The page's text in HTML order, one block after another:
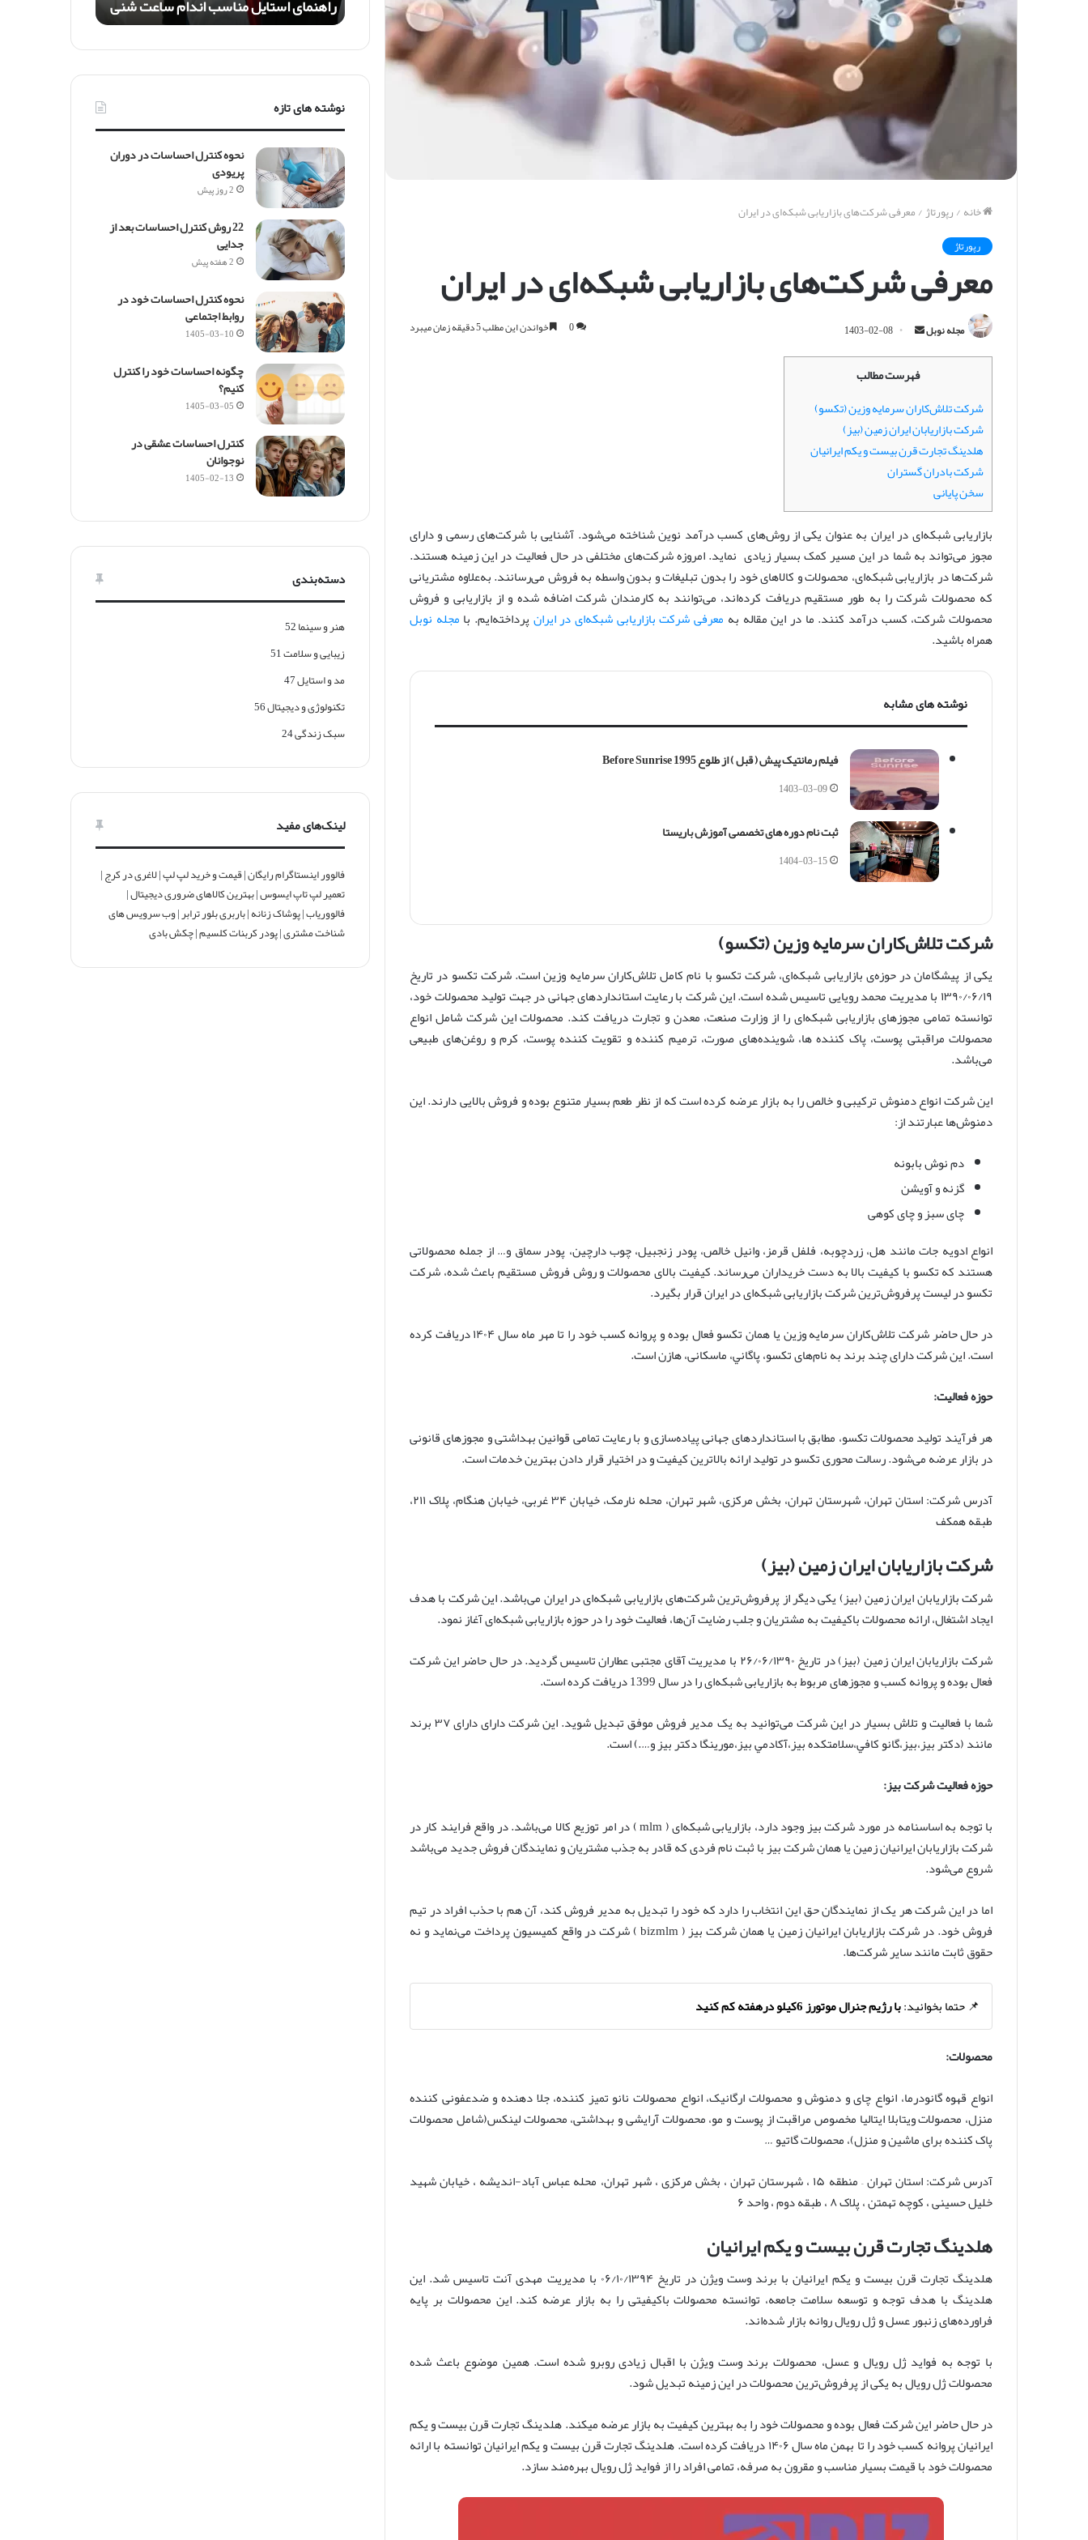
خانه/رپورتاژ/معرفی شرکت‌های بازاریابی شبکه‌ای در ایران
رپورتاژ
معرفی شرکت‌های بازاریابی شبکه‌ای در ایران
مجله نوبل
ا
ل
ی
م
1403-02-08
0 خواندن این مطلب 5 دقیقه زمان میبرد
فهرست مطالب
شرکت تلاش‌کاران سرمایه وزین (تکسو)
شرکت بازاریابان ایران زمین (بیز)
هلدینگ تجارت قرن بیست و یکم ایرانیان
شرکت بادران گستران
سخن پایانی
بازاریابی شبکه‌ای در ایران به عنوان یکی از روش‌های کسب درآمد نوین شناخته می‌شود. آشنایی با شرکت‌های رسمی و دارای
مجوز می‌تواند به شما در این مسیر کمک بسیار زیادی نماید. امروزه شرکت‌های مختلفی در حال فعالیت در این زمینه هستند.
شرکت‌ها در بازاریابی شبکه‌ای، محصولات و کالاهای خود را بدون تبلیغات و بدون واسطه به فروش می‌رسانند. به‌علاوه مشتریانی
که محصولات شرکت را به طور مستقیم دریافت کرده‌اند، می‌توانند به کارمندان شرکت اضافه شده و از بازاریابی و فروش
محصولات شرکت، کسب درآمد کنند. ما در این مقاله به معرفی شرکت بازاریابی شبکه‌ای در ایرانپرداخته‌ایم. با مجله نوبل
همراه باشید.
نوشته های مشابه
فیلم رمانتیک پیش ( قبل ) از طلوع Before Sunrise 1995
1403-03-09
ثبت نام دوره های تخصصی آموزش باریستا
1404-03-15
شرکت تلاش‌کاران سرمایه وزین (تکسو)
یکی از پیشگامان در حوزه‌ی بازاریابی شبکه‌ای، شرکت تکسو با نام کامل تلاش‌کاران سرمایه وزین است. شرکت تکسو در تاریخ
۱۳۹۰/۰۶/۱۹ با مدیریت محمد رویایی تاسیس شده است. این شرکت با رعایت استانداردهای جهانی در جهت تولید محصولات خود،
توانسته تمامی مجوزهای بازاریابی شبکه‌ای را از وزارت صنعت، معدن و تجارت دریافت کند. محصولات این شرکت شامل انواع
محصولات مراقبتی پوست، پاک کننده ها، شوینده‌های صورت، ترمیم کننده و تقویت کننده پوست، کرم و روغن‌های طبیعی
می‌باشد.
این شرکت انواع دمنوش ترکیبی و خالص را به بازار عرضه کرده است که از نظر طعم بسیار متنوع بوده و فروش بالایی دارند. این
دمنوش‌ها عبارتند از:
دم نوش بابونه
گزنه و آویشن
چای سبز و چای کوهی
انواع ادویه جات مانند هل، زردچوبه، فلفل قرمز، وانیل خالص، پودر زنجبیل، چوب دارچین، پودر سماق و… از جمله محصولاتی
هستند که تکسو با کیفیت بالا به دست خریداران می‌رساند. کیفیت بالای محصولات و روش فروش مستقیم باعث شده، شرکت
تکسو در لیست پرفروش‌ترین شرکت بازاریابی شبکه‌ای در ایران قرار بگیرد.
در حال حاضر شرکت تلاش‌کاران سرمایه وزین یا همان تکسو فعال بوده و پروانه کسب خود را تا مهر ماه سال ۱۴۰۴ دریافت کرده
است. این شرکت دارای چند برند به نام‌های تکسو، پاگاني، ماسکانی، هازن است.
حوزه فعالیت:
هر فرآیند تولید محصولات تکسو، مطابق با استانداردهای جهانی پیاده‌سازی و با رعایت تمامی قوانین بهداشتی و مجوزهای قانونی
در بازار عرضه می‌شود. رسالت محوری تکسو در تولید ارائه بالاترین کیفیت و در اختیار قرار دادن بهترین خدمات است.
آدرس شرکت: استان تهران، شهرستان تهران، بخش مرکزی، شهر تهران، محله نارمک، خیابان ۳۴ غربی، خیابان هنگام، پلاک ۲۱۱،
طبقه همکف
شرکت بازاریابان ایران زمین (بیز)
شرکت بازاریابان ایران زمین (بیز) یکی دیگر از پرفروش‌ترین شرکت‌های بازاریابی شبکه‌ای در ایران می‌باشد. این شرکت با هدف
ایجاد اشتغال، ارائه محصولات باکیفیت به مشتریان و جلب رضایت آن‌ها، فعالیت خود را در حوزه بازاریابی شبکه‌ای آغاز نمود.
شرکت بازاریابان ایران زمین (بیز) در تاریخ ۲۶/۰۶/۱۳۹۰ با مدیریت آقای مجتبی عطاران تاسیس گردید. در حال حاضر این شرکت
فعال بوده و پروانه کسب و مجوزهای مربوط به بازاریابی شبکه‌ای را در سال 1399 دریافت کرده است.
شما با فعالیت و تلاش بسیار در این شرکت می‌توانید به یک مدیر فروش موفق تبدیل شوید. این شرکت دارای دارای ۳۷ برند
مانند (دکتر بیز،بیز،گانو كافي،سلامتكده بيز،آكادمي بيز،مورينگا دكتر بيز و….) است.
حوزه فعالیت شرکت بیز:
با توجه به اساسنامه در مورد شرکت بیز وجود دارد، بازاریابی شبکه‌ای ( mlm ) در امر توزیع کالا می‌باشد. در واقع فرایند کار در
شرکت بازاریابان ایرانیان زمین یا همان شرکت بیز با ثبت نام فردی که قادر به جذب مشتریان و نمایندگان فروش جدید می‌باشد
شروع می‌شود.
اما در این شرکت هر یک از نمایندگان حق این انتخاب را دارد که خود را تبدیل به مدیر فروش کند، آن هم با حذب افراد در تیم
فروش خود. در شرکت بازاریابان ایرانیان زمین یا همان شرکت بیز ( bizmlm ) شرکت در واقع کمیسیون پرداخت می‌نماید و نه
حقوق ثابت مانند سایر شرکت‌ها.
📌 حتما بخوانید:با رژیم جنرال موتورز 6کیلو درهفته کم کنید
محصولات:
انواع قهوه گانودرما، انواع چای و دمنوش و محصولات ارگانیک، انواع محصولات نانو تمیز کننده، جلا دهنده و ضدعفونی کننده
منزل، محصولات ویتابلا ایتالیا مخصوص مراقبت از پوست و مو، محصولات آرایشی و بهداشتی، محصولات لینکس(شامل محصولات
پاک کننده برای ماشین و منزل)، محصولات گاتیو …
آدرس شرکت: استان تهران – منطقه ۱۵ ، شهرستان تهران ، بخش مرکزی ، شهر تهران، محله عباس آباد-اندیشه ، خیابان شهید
خلیل حسینی ، کوچه تهمتن ، پلاک ۸ ، طبقه دوم ، واحد ۶
هلدینگ تجارت قرن بیست و یکم ایرانیان
هلدینگ تجارت قرن بیست و یکم ایرانیان با برند وست ویژن در تاریخ ۰۶/۱۰/۱۳۹۴ با مدیریت مهدی آنت تاسیس شد. این
هلدینگ با هدف توجه و توسعه سلامت جامعه، توانسته محصولات باکیفیتی را به بازار عرضه کند. این محصولات بر پایه
فراورده‌های زنبور عسل و ژل رویال روانه بازار شده‌اند.
با توجه به فواید ژل رویال و عسل، محصولات برند وست ویژن با اقبال زیادی روبرو شده است. همین موضوع باعث شده
محصولات ژل رویال به یکی از پرفروش‌ترین محصولات در این زمینه تبدیل شود.
در حال حاضر این شرکت فعال بوده و محصولات خود را به بهترین کیفیت به بازار عرضه میکند. هلدینگ تجارت قرن بیست و یکم
ایرانیان پروانه کسب خود را تا بهمن ماه سال ۱۴۰۶ دریافت کرده است. هلدینگ تجارت قرن بیست و یکم ایرانیان توانسته با ارائه
محصولات خود با قیمت بسیار مناسب و مقرون به صرفه، تمامی افراد را از فواید ژل رویال بهره‌مند سازد.
ت
ا
م
ا
س
ب
ا
ن
د
م
س
ا
ع
ت
ش
ن
ی
راهنمای استایل مناسب اندام ساعت شنی
نوشته های تازه
نحوه کنترل احساسات در دوران
پریودی
2 روز پیش
22 روش کنترل احساسات بعد از
جدایی
2 هفته پیش
نحوه کنترل احساسات خود در
روابط اجتماعی
1405-03-10
چگونه احساسات خود را کنترل
کنیم؟
1405-03-05
کنترل احساسات عشقی در
نوجوانان
1405-02-13
دسته‌بندی
هنر و سینما52
زیبایی و سلامت51
مد و استایل47
تکنولوژی و دیجیتال56
سبک زندگی24
لینک‌های مفید
فالوور اینستاگرام رایگان|قیمت و خرید لپ لپ|لاغری در کرج|
تعمیر لپ تاپ ایسوس|بهترین کالاهای ضروری دیجیتال|
فالووریاب|پوشاک زنانه|باربری بلور ترابر|وب سرویس های
شناخت مشتری|پودر کربنات کلسیم|چکش بادی